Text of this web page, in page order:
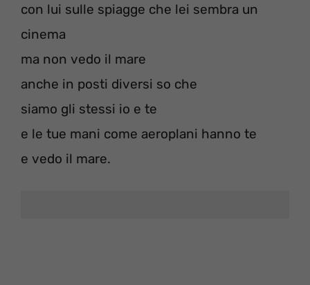
con lui sulle spiagge che lei sembra un
cinema
ma non vedo il mare
anche in posti diversi so che
siamo gli stessi io e te
e le tue mani come aeroplani hanno te
e vedo il mare.